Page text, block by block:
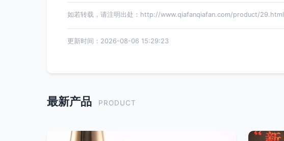
如若转载，请注明出处：http://www.qiafanqiafan.com/product/29.html
更新时间：2026-08-06 15:29:23
最新产品 PRODUCT